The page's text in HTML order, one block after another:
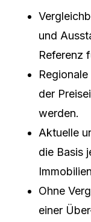
und
Referenz
der
werden.
Aktuelle
die Basis
Ohne
einer